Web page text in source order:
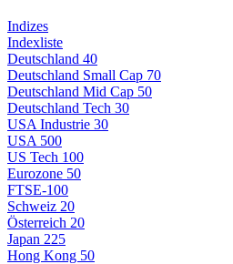
Indizes
Indexliste
Deutschland 40
Deutschland Small Cap 70
Deutschland Mid Cap 50
Deutschland Tech 30
USA Industrie 30
USA 500
US Tech 100
Eurozone 50
FTSE-100
Schweiz 20
Österreich 20
Japan 225
Hong Kong 50